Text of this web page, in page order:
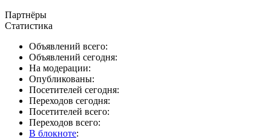
Партнёры
Статистика
Объявлений всего:
Объявлений сегодня:
На модерации:
Опубликованы:
Посетителей сегодня:
Переходов сегодня:
Посетителей всего:
Переходов всего:
В блокноте: